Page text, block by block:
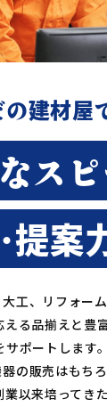
建材屋
ス
案
工、リフォー
える品揃えと豊
ポートします。
の販売はもちろ
業以来培ってき